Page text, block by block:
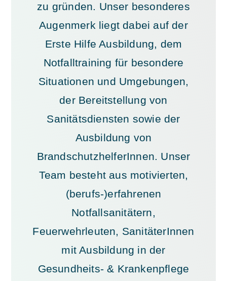
zu gründen. Unser besonderes
Augenmerk liegt dabei auf der
Erste Hilfe Ausbildung, dem
Notfalltraining für besondere
Situationen und Umgebungen,
der Bereitstellung von
Sanitätsdiensten sowie der
Ausbildung von
BrandschutzhelferInnen. Unser
Team besteht aus motivierten,
(berufs-)erfahrenen
Notfallsanitätern,
Feuerwehrleuten, SanitäterInnen
mit Ausbildung in der
Gesundheits- & Krankenpflege